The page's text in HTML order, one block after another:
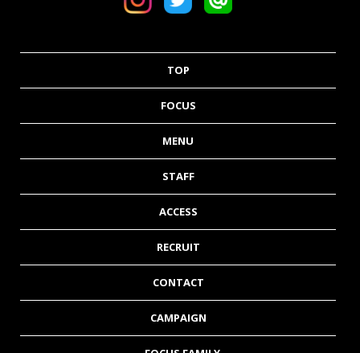
TOP
FOCUS
MENU
STAFF
ACCESS
RECRUIT
CONTACT
CAMPAIGN